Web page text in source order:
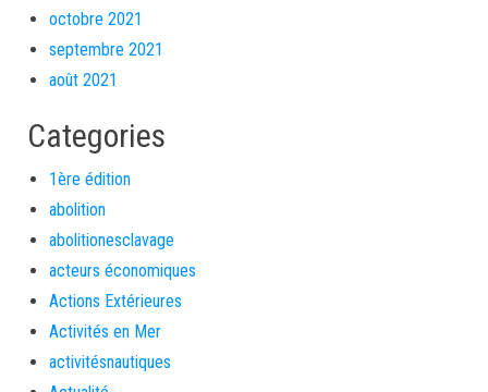
octobre 2021
septembre 2021
août 2021
Categories
1ère édition
abolition
abolitionesclavage
acteurs économiques
Actions Extérieures
Activités en Mer
activitésnautiques